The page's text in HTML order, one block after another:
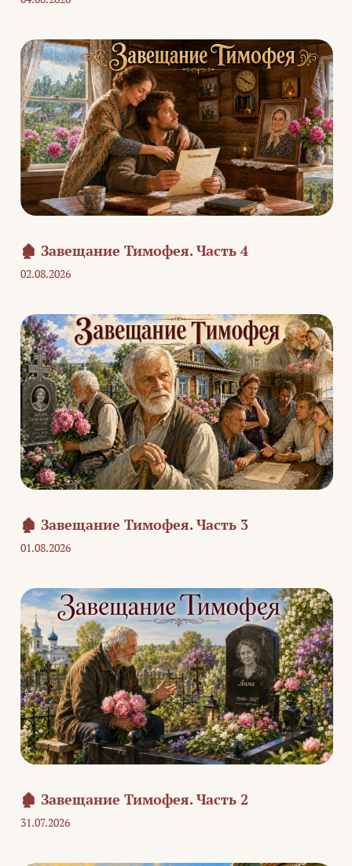
🏚️ Завещание Тимофея. Часть 4
02.08.2026
🏚️ Завещание Тимофея. Часть 3
01.08.2026
🏚️ Завещание Тимофея. Часть 2
31.07.2026